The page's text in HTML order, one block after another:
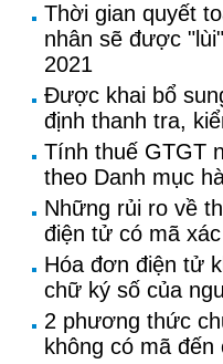
Thời gian quyết
nhân sẽ được
2021
Được khai bổ
định thanh tra,
Tính thuế GTGT
theo Danh mục
Những rủi ro về
điện tử có mã
Hóa đơn điện tử
chữ ký số của
2 phương thức
không có mã